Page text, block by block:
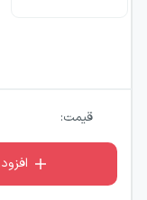
قیمت: